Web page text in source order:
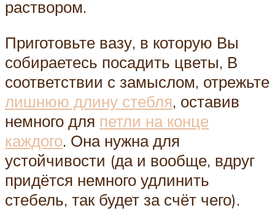
раствором.
Приготовьте вазу, в которую Вы
собираетесь посадить цветы, В
соответствии с замыслом, отрежьте
лишнюю длину стебля, оставив
немного для петли на конце
каждого. Она нужна для
устойчивости (да и вообще, вдруг
придётся немного удлинить
стебель, так будет за счёт чего).